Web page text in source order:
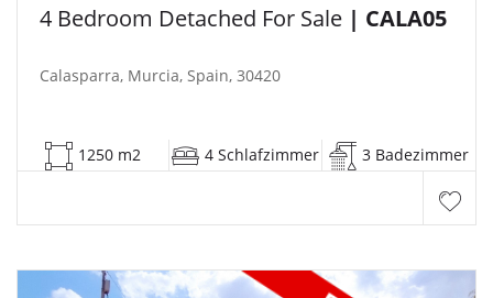
4 Bedroom Detached For Sale | CALA05
Calasparra, Murcia, Spain, 30420
1250 m2 4 Schlafzimmer 3 Badezimmer